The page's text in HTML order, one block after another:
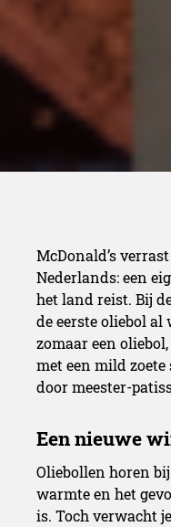
McDonald’s
Nederlands: een
het land reist. Bij
de eerste oliebol
zomaar een
met een mild
door meester-
Oliebollen horen bij
warmte en het
is. Toch verwacht